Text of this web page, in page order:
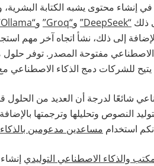
في إنشاء محتوى يشبه الكتابة
ذلك “DeepSeek” و“Groq” و“Ollama”
إلى ذلك، نشأ اتجاه آخر مهم
مفتوحة المصدر. توفر حلول
للشركات دمج الذكاء الاصطناعي
شائعًا لدرجة أن العديد من
النصوص وتحليلها وترجمتها
استخدام مساعدين مدعومين
والذكاء الاصطناعي التوليدي